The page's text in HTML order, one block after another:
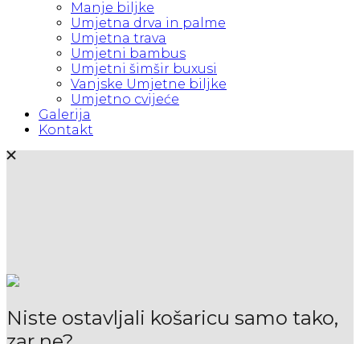
Manje biljke
Umjetna drva in palme
Umjetna trava
Umjetni bambus
Umjetni šimšir buxusi
Vanjske Umjetne biljke
Umjetno cvijeće
Galerija
Kontakt
Niste ostavljali košaricu samo tako,